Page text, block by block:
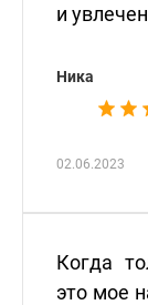
и
Ника
02.06.2023
Когда
это мое